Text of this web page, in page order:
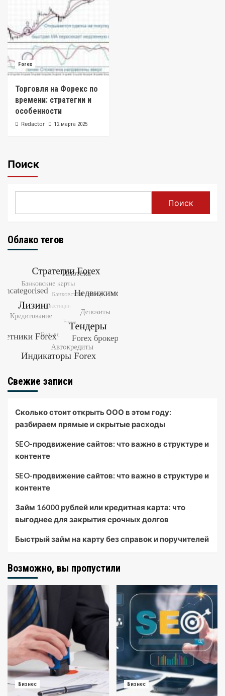
Forex
Торговля на Форекс по
времени: стратегии и
особенности
Redactor 12 марта 2025
Поиск
Поиск
Облако тегов
Свежие записи
Сколько стоит открыть ООО в этом году:
разбираем прямые и скрытые расходы
SEO-продвижение сайтов: что важно в структуре и
контенте
SEO-продвижение сайтов: что важно в структуре и
контенте
Займ 16000 рублей или кредитная карта: что
выгоднее для закрытия срочных долгов
Быстрый займ на карту без справок и поручителей
Возможно, вы пропустили
Бизнес Бизнес